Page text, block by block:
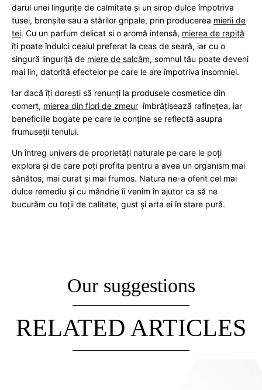
darul unei lingurițe de calmitate și un sirop dulce împotriva
tusei, bronșite sau a stărilor gripale, prin producerea mierii de
tei. Cu un parfum delicat si o aromă intensă, mierea de rapiță
îți poate îndulci ceaiul preferat la ceas de seară, iar cu o
singură linguriță de miere de salcâm, somnul tău poate deveni
mai lin, datorită efectelor pe care le are împotriva insomniei.
Iar dacă îți dorești să renunți la produsele cosmetice din
comerț, mierea din flori de zmeur îmbrățișează rafinețea, iar
beneficiile bogate pe care le conține se reflectă asupra
frumuseții tenului.
Un întreg univers de proprietăți naturale pe care le poți
explora și de care poți profita pentru a avea un organism mai
sănătos, mai curat și mai frumos. Natura ne-a oferit cel mai
dulce remediu și cu mândrie îi venim în ajutor ca să ne
bucurăm cu toții de calitate, gust și arta ei în stare pură.
Our suggestions
RELATED ARTICLES